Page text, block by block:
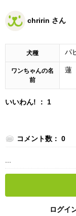
chririn さん
犬種 パ
ワンちゃんの名
前
蓮
いいわん! ： 1
コメント数： 0
ログイ